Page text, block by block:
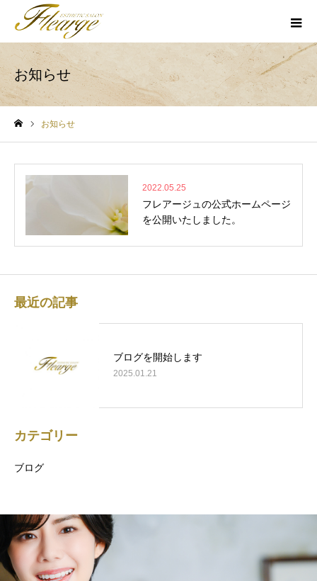
お知らせ
お知らせ
2022.05.25
フレアージュの公式ホームページ
を公開いたしました。
最近の記事
ブログを開始します
2025.01.21
カテゴリー
ブログ